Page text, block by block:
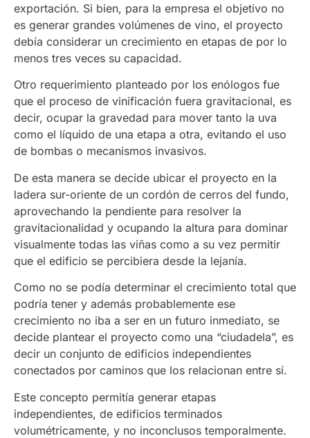
exportación. Si bien, para la empresa el objetivo no
es generar grandes volúmenes de vino, el proyecto
debía considerar un crecimiento en etapas de por lo
menos tres veces su capacidad.
Otro requerimiento planteado por los enólogos fue
que el proceso de vinificación fuera gravitacional, es
decir, ocupar la gravedad para mover tanto la uva
como el líquido de una etapa a otra, evitando el uso
de bombas o mecanismos invasivos.
De esta manera se decide ubicar el proyecto en la
ladera sur-oriente de un cordón de cerros del fundo,
aprovechando la pendiente para resolver la
gravitacionalidad y ocupando la altura para dominar
visualmente todas las viñas como a su vez permitir
que el edificio se percibiera desde la lejanía.
Como no se podía determinar el crecimiento total que
podría tener y además probablemente ese
crecimiento no iba a ser en un futuro inmediato, se
decide plantear el proyecto como una “ciudadela”, es
decir un conjunto de edificios independientes
conectados por caminos que los relacionan entre sí.
Este concepto permitía generar etapas
independientes, de edificios terminados
volumétricamente, y no inconclusos temporalmente.